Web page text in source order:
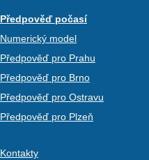
Předpověď počasí
Numerický model
Předpověď pro Prahu
Předpověď pro Brno
Předpověď pro Ostravu
Předpověď pro Plzeň
Kontakty